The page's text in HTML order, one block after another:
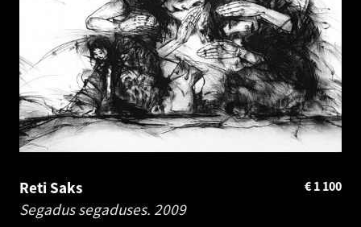
Reti Saks
Segadus segaduses. 2009
1 100
€